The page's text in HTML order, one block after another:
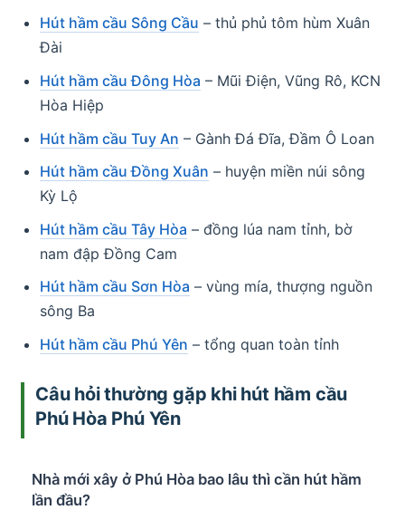
Hút hầm cầu Sông Cầu – thủ phủ tôm hùm Xuân
Đài
Hút hầm cầu Đông Hòa – Mũi Điện, Vũng Rô, KCN
Hòa Hiệp
Hút hầm cầu Tuy An – Gành Đá Đĩa, Đầm Ô Loan
Hút hầm cầu Đồng Xuân – huyện miền núi sông
Kỳ Lộ
Hút hầm cầu Tây Hòa – đồng lúa nam tỉnh, bờ
nam đập Đồng Cam
Hút hầm cầu Sơn Hòa – vùng mía, thượng nguồn
sông Ba
Hút hầm cầu Phú Yên – tổng quan toàn tỉnh
Câu hỏi thường gặp khi hút hầm cầu
Phú Hòa Phú Yên
Nhà mới xây ở Phú Hòa bao lâu thì cần hút hầm
lần đầu?